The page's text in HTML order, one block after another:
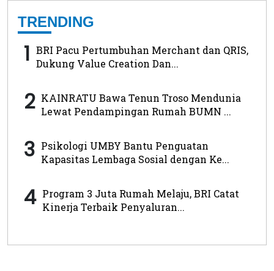
TRENDING
1 BRI Pacu Pertumbuhan Merchant dan QRIS,
Dukung Value Creation Dan...
2 KAINRATU Bawa Tenun Troso Mendunia
Lewat Pendampingan Rumah BUMN ...
3 Psikologi UMBY Bantu Penguatan
Kapasitas Lembaga Sosial dengan Ke...
4 Program 3 Juta Rumah Melaju, BRI Catat
Kinerja Terbaik Penyaluran...